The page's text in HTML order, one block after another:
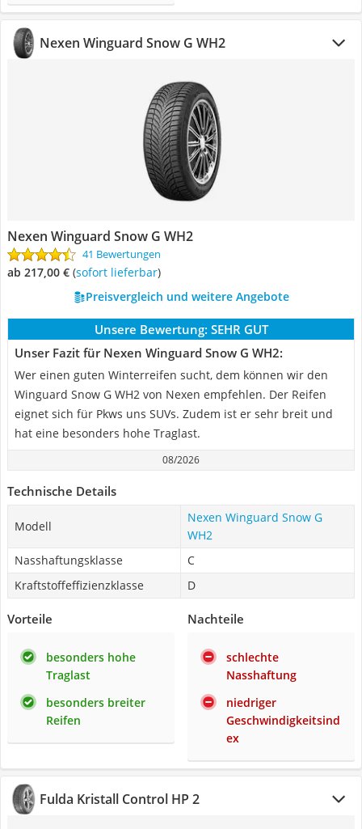
Nexen Winguard Snow G WH2
Nexen Winguard Snow G WH2
41 Bewertungen
ab 217,00 € ( Sofort lieferbar)
Preisvergleich und weitere Angebote
Unsere Bewertung: SEHR GUT
Unser Fazit für Nexen Winguard Snow G WH2:
Wer einen guten Winterreifen sucht, dem können wir den
Winguard Snow G WH2 von Nexen empfehlen. Der Reifen
eignet sich für Pkws uns SUVs. Zudem ist er sehr breit und
hat eine besonders hohe Traglast.
08/2026
Technische Details
Modell
Nexen Winguard Snow G
WH2
Nasshaftungsklasse
C
Kraftstoffeffizienzklasse
D
Vorteile
besonders hohe
Traglast
besonders breiter
Reifen
Nachteile
schlechte
Nasshaftung
niedriger
Geschwindigkeitsind
ex
Fulda Kristall Control HP 2